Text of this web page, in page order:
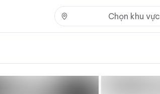
Chọn khu vực